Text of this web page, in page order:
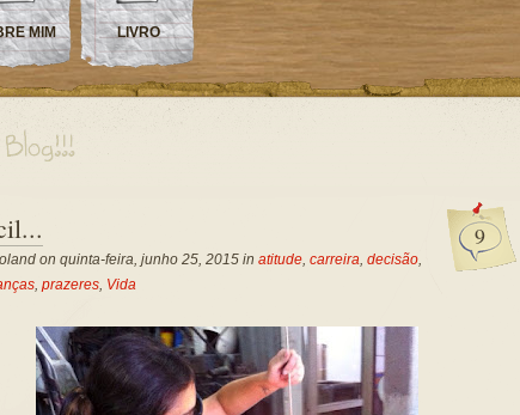
MIM LIVRO
9
on quinta-feira, junho 25, 2015 in atitude, carreira, decisão,
, prazeres, Vida